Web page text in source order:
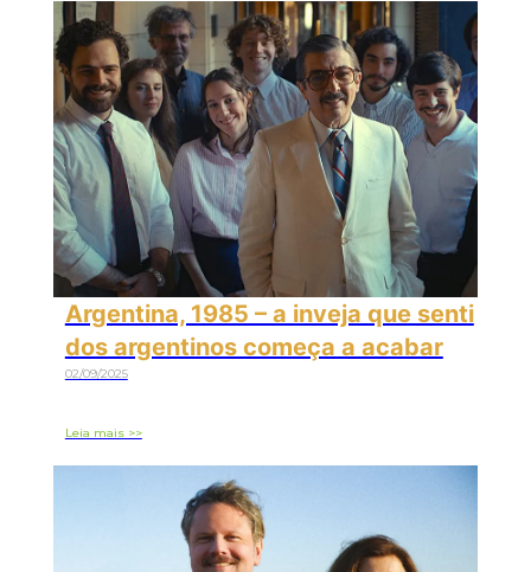
Argentina, 1985 – a inveja que senti
dos argentinos começa a acabar
02/09/2025
Leia mais >>